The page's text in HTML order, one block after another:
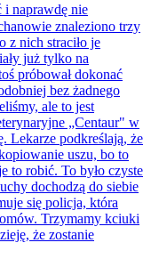
i naprawdę nie
znaleziono trzy
z nich straciło je
już tylko na
próbował dokonać
bez żadnego
ale to jest
„Centaur" w
Lekarze podkreślają, że
uszu, bo to
to robić. To było czyste
dochodzą do siebie
się policja, która
Trzymamy kciuki
że zostanie